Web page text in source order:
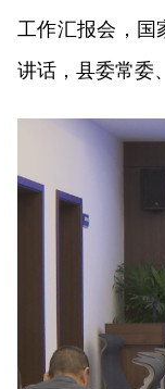
工作汇报会，国
讲话，县委常委